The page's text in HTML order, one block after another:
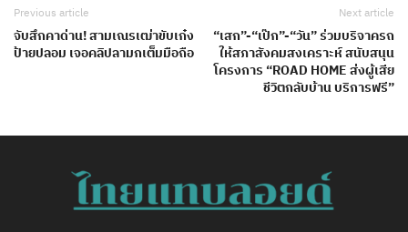
Previous article
จับสึกคาด่าน! สามเณรเฒ่าขับเก๋ง
ป้ายปลอม เจอคลิปลามกเต็มมือถือ
Next article
“เสก”-“เป๊ก”-“วัน” ร่วมบริจาครถ
ให้สภาสังคมสงเคราะห์ สนับสนุน
โครงการ “ROAD HOME ส่งผู้เสีย
ชีวิตกลับบ้าน บริการฟรี”